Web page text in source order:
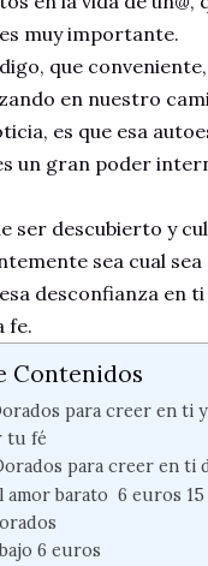
muy importante.
que
en nuestro
es que esa
un gran poder
ser descubierto y
sea cual
desconfianza en
fe.
Contenidos
para creer en ti
tu fé
para creer en ti
amor barato 6 euros
6 euros